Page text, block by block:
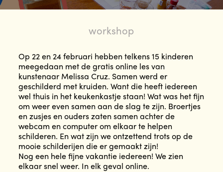
workshop
Op 22 en 24 februari hebben telkens 15 kinderen
meegedaan met de gratis online les van
kunstenaar Melissa Cruz. Samen werd er
geschilderd met kruiden. Want die heeft iedereen
wel thuis in het keukenkastje staan! Wat was het fijn
om weer even samen aan de slag te zijn. Broertjes
en zusjes en ouders zaten samen achter de
webcam en computer om elkaar te helpen
schilderen. En wat zijn we ontzettend trots op de
mooie schilderijen die er gemaakt zijn!
Nog een hele fijne vakantie iedereen! We zien
elkaar snel weer. In elk geval online.